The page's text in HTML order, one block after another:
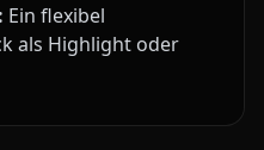
Ein flexibel
als Highlight oder